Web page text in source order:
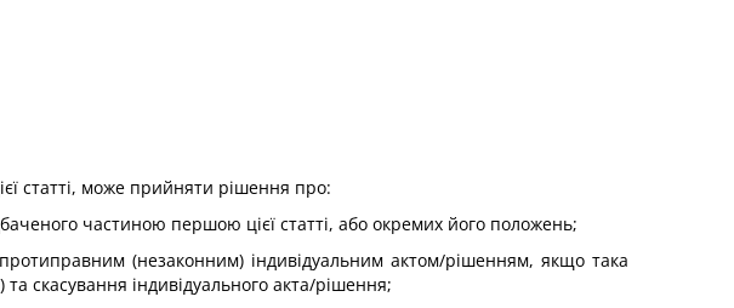
статті, може прийняти рішення про:
частиною першою цієї статті, або окремих його положень;
(незаконним) індивідуальним актом/рішенням, якщо така
скасування індивідуального акта/рішення;